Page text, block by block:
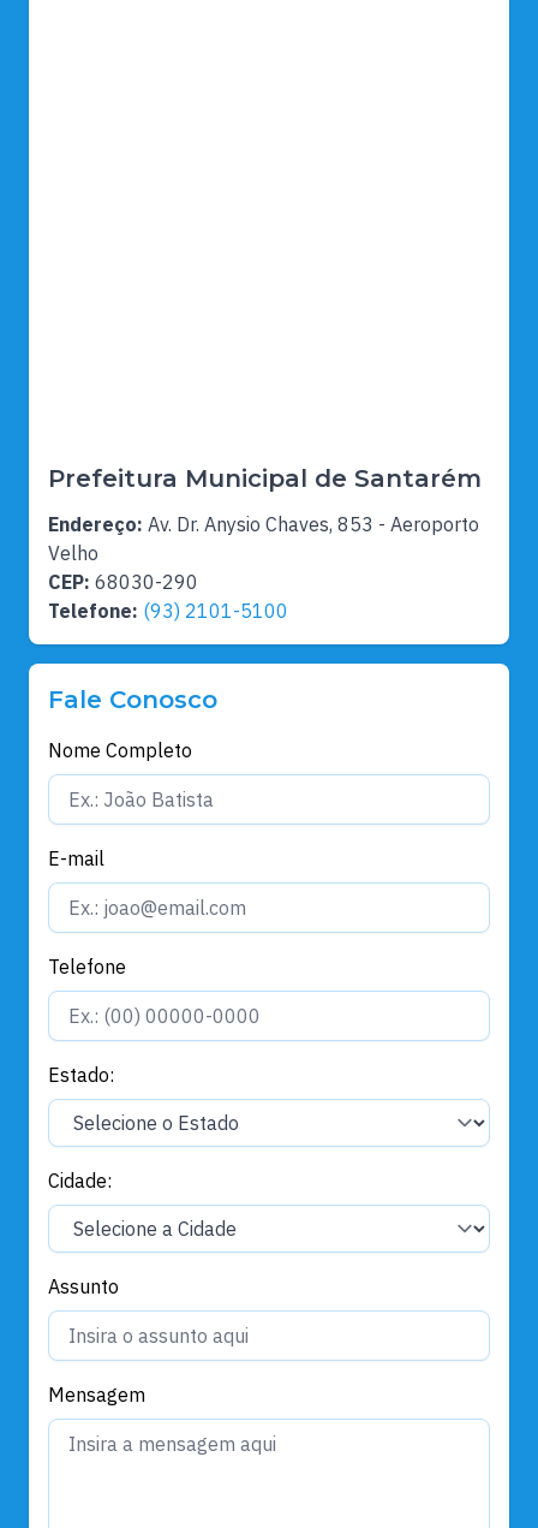
Prefeitura Municipal de Santarém
Endereço: Av. Dr. Anysio Chaves, 853 - Aeroporto
Velho
CEP: 68030-290
Telefone: (93) 2101-5100
Fale Conosco
Nome Completo
E-mail
Telefone
Estado:
Cidade:
Assunto
Mensagem